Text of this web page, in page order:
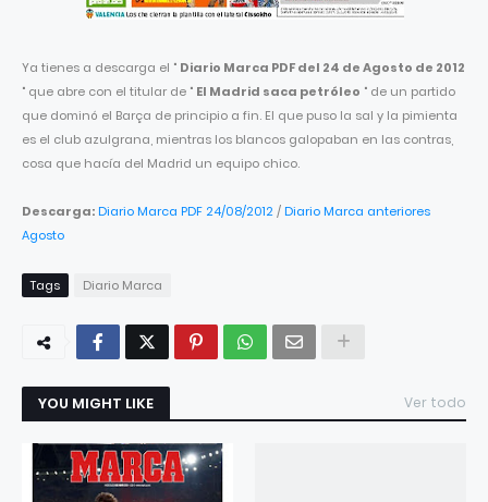
Ya tienes a descarga el " Diario Marca PDF del 24 de Agosto de 2012
" que abre con el titular de " El Madrid saca petróleo " de un partido
que dominó el Barça de principio a fin. El que puso la sal y la pimienta
es el club azulgrana, mientras los blancos galopaban en las contras,
cosa que hacía del Madrid un equipo chico.
Descarga:Diario Marca PDF 24/08/2012/Diario Marca anteriores
Agosto
Tags Diario Marca
YOU MIGHT LIKE Ver todo